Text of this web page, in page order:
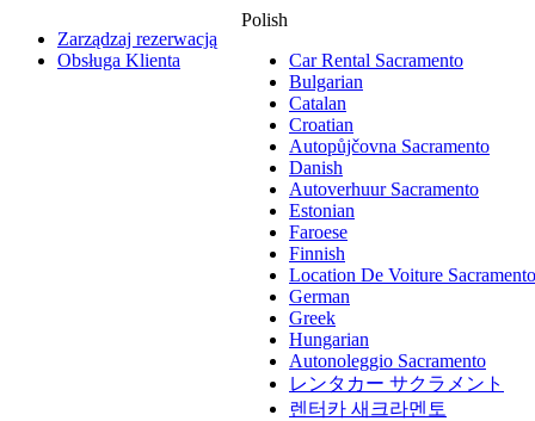
Zarządzaj rezerwacją
Obsługa Klienta
Polish
Car Rental Sacramento
Bulgarian
Catalan
Croatian
Autopůjčovna Sacramento
Danish
Autoverhuur Sacramento
Estonian
Faroese
Finnish
Location De Voiture Sacramento
German
Greek
Hungarian
Autonoleggio Sacramento
レンタカー サクラメント
렌터카 새크라멘토